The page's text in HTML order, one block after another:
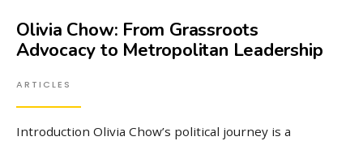
Olivia Chow: From Grassroots
Advocacy to Metropolitan Leadership
ARTICLES
Introduction Olivia Chow’s political journey is a